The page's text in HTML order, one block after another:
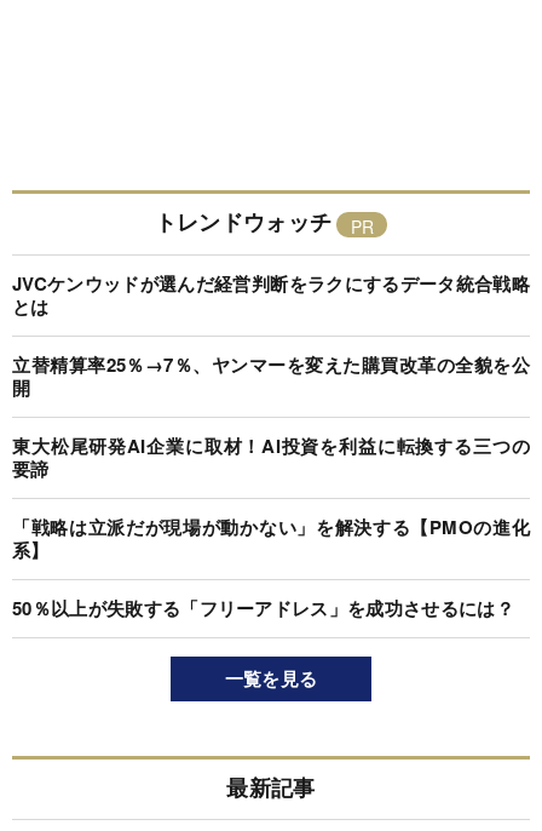
トレンドウォッチ
JVCケンウッドが選んだ経営判断をラクにするデータ統合戦略
とは
立替精算率25％→7％、ヤンマーを変えた購買改革の全貌を公
開
東大松尾研発AI企業に取材！AI投資を利益に転換する三つの
要諦
「戦略は立派だが現場が動かない」を解決する【PMOの進化
系】
50％以上が失敗する「フリーアドレス」を成功させるには？
一覧を見る
最新記事